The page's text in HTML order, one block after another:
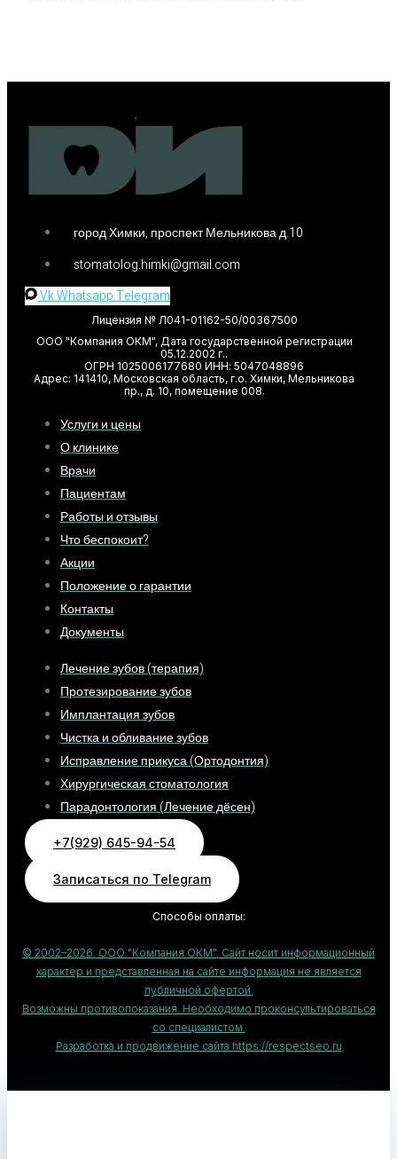
город Химки, проспект Мельникова д.10
stomatolog.himki@gmail.com
VkWhatsappTelegram
Лицензия № Л041-01162-50/00367500
ООО "Компания ОКМ", Дата государственной регистрации
05.12.2002 г..
ОГРН 1025006177680 ИНН: 5047048896
Адрес: 141410, Московская область, г.о. Химки, Мельникова
пр., д. 10, помещение 008.
Услуги и цены
О клинике
Врачи
Пациентам
Работы и отзывы
Что беспокоит?
Акции
Положение о гарантии
Контакты
Документы
Лечение зубов (терапия)
Протезирование зубов
Имплантация зубов
Чистка и обливание зубов
Исправление прикуса (Ортодонтия)
Хирургическая стоматология
Парадонтология (Лечение дёсен)
+7(929) 645-94-54
Записаться по Telegram
Способы оплаты:
© 2002–2026. ООО "Компания ОКМ". Сайт носит информационный
характер и представленная на сайте информация не является
публичной офертой.
Возможны противопоказания. Необходимо проконсультироваться
со специалистом.
Разработка и продвижение сайта https://respectseo.ru